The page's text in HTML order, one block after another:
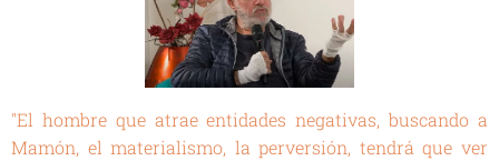
"El hombre que atrae entidades negativas, buscando a
Mamón, el materialismo, la perversión, tendrá que ver